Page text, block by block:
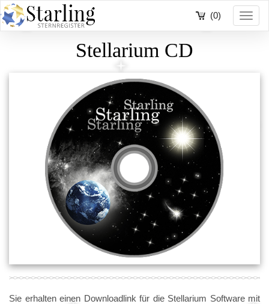
(0)
Stellarium CD
Sie erhalten einen Downloadlink für die Stellarium Software mit